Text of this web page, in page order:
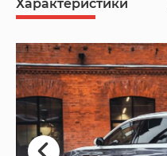
Характеристики